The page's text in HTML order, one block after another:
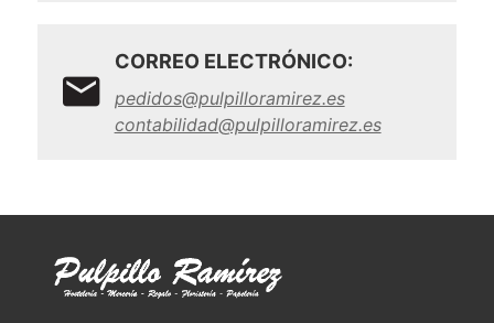
CORREO ELECTRÓNICO:
pedidos@pulpilloramirez.es
contabilidad@pulpilloramirez.es